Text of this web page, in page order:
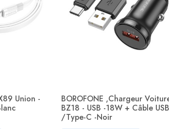
Union -
Aperçu rapide
BOROFONE ,Chargeur
BZ18 - USB -18W + Câble USB
/Type-C -Noir